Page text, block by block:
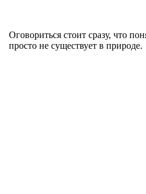
Оговориться стоит сразу, что
просто не существует в природе.